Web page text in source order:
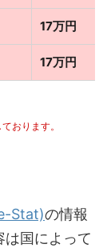
17万円
17万円
おります。
Stat)の情報
は国によって